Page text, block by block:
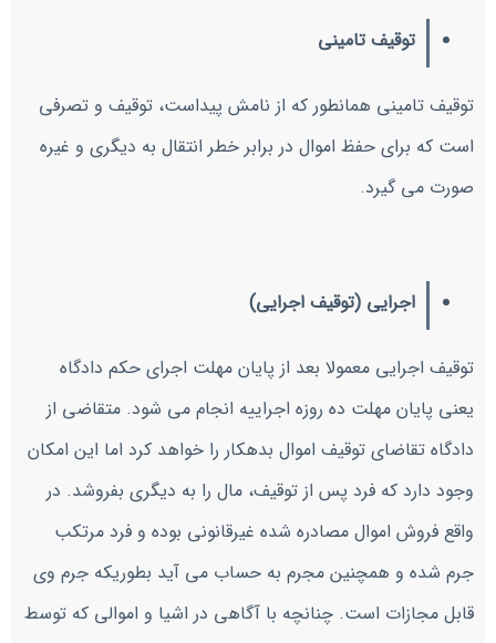
توقیف تامینی
توقیف تامینی همانطور که از نامش پیداست، توقیف و تصرفی
است که برای حفظ اموال در برابر خطر انتقال به دیگری و غیره
صورت می گیرد.
اجرایی (توقیف اجرایی)
توقیف اجرایی معمولا بعد از پایان مهلت اجرای حکم دادگاه
یعنی پایان مهلت ده روزه اجراییه انجام می شود. متقاضی از
دادگاه تقاضای توقیف اموال بدهکار را خواهد کرد اما این امکان
وجود دارد که فرد پس از توقیف، مال را به دیگری بفروشد. در
واقع فروش اموال مصادره شده غیرقانونی بوده و فرد مرتکب
جرم شده و همچنین مجرم به حساب می آید بطوریکه جرم وی
قابل مجازات است. چنانچه با آگاهی در اشیا و اموالی که توسط